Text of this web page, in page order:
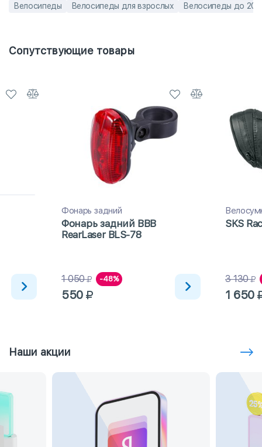
Велосипеды Велосипеды для взрослых Велосипеды до
Сопутствующие товары
Фонарь задний
Фонарь задний BBB
RearLaser BLS-78
1 050 -48%
550
SKS
3 130
1 650
Наши акции